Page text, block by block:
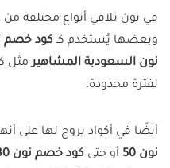
وبعضها يُستخدم كـكود خصم
نون السعودية المشاهيرمثل
لفترة محدودة.
أيضًا في أكواد يروج لها على
نون 50
أو حتى كود خصم نون 80